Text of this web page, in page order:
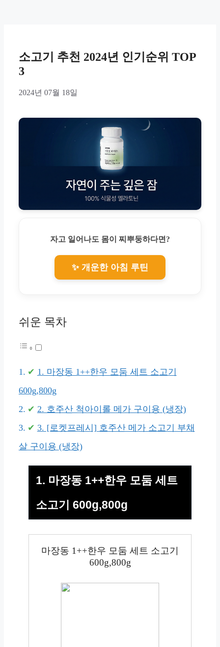
소고기 추천 2024년 인기순위 TOP
3
2024년 07월 18일
자고 일어나도 몸이 찌뿌둥하다면?
✨ 개운한 아침 루틴
쉬운 목차
1. 마장동 1++한우 모둠 세트 소고기
600g,800g
2. 호주산 척아이롤 메가 구이용 (냉장)
3. [로켓프레시] 호주산 메가 소고기 부채
살 구이용 (냉장)
1. 마장동 1++한우 모둠 세트
소고기 600g,800g
마장동 1++한우 모둠 세트 소고기
600g,800g